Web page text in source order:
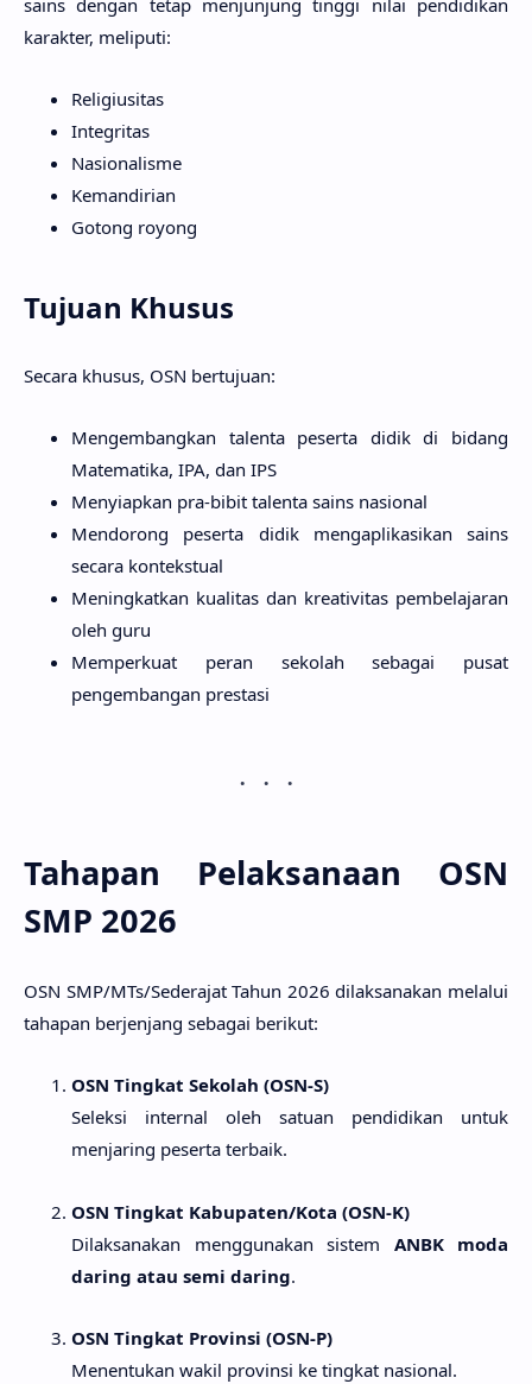
karakter, meliputi:
Religiusitas
Integritas
Nasionalisme
Kemandirian
Gotong royong
Tujuan Khusus
Secara khusus, OSN bertujuan:
Mengembangkan talenta peserta didik di bidang
Matematika, IPA, dan IPS
Menyiapkan pra-bibit talenta sains nasional
Mendorong peserta didik mengaplikasikan sains
secara kontekstual
Meningkatkan kualitas dan kreativitas pembelajaran
oleh guru
Memperkuat peran sekolah sebagai pusat
pengembangan prestasi
Tahapan Pelaksanaan OSN
SMP 2026
OSN SMP/MTs/Sederajat Tahun 2026 dilaksanakan melalui
tahapan berjenjang sebagai berikut:
OSN Tingkat Sekolah (OSN-S)
Seleksi internal oleh satuan pendidikan untuk
menjaring peserta terbaik.
OSN Tingkat Kabupaten/Kota (OSN-K)
Dilaksanakan menggunakan sistem ANBK moda
daring atau semi daring.
OSN Tingkat Provinsi (OSN-P)
Menentukan wakil provinsi ke tingkat nasional.